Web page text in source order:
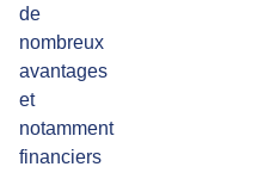
de
nombreux
avantages
et
notamment
financiers